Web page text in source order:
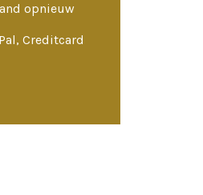
opnieuw
Creditcard